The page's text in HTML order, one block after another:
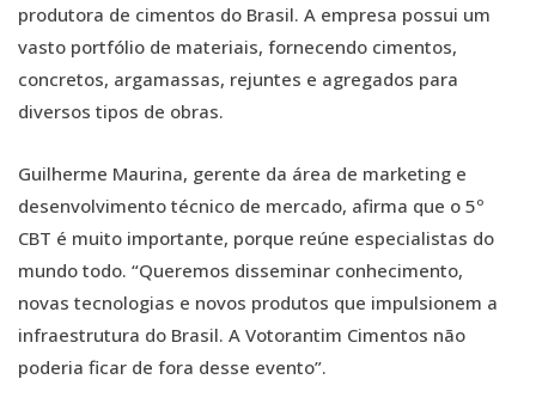
produtora de cimentos do Brasil. A empresa possui um
vasto portfólio de materiais, fornecendo cimentos,
concretos, argamassas, rejuntes e agregados para
diversos tipos de obras.
Guilherme Maurina, gerente da área de marketing e
desenvolvimento técnico de mercado, afirma que o 5º
CBT é muito importante, porque reúne especialistas do
mundo todo. “Queremos disseminar conhecimento,
novas tecnologias e novos produtos que impulsionem a
infraestrutura do Brasil. A Votorantim Cimentos não
poderia ficar de fora desse evento”.